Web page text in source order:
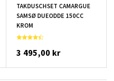
TAKDUSCHSET CAMARGUE
SAMSØ DUEODDE 150CC
KROM
3 495,00 kr